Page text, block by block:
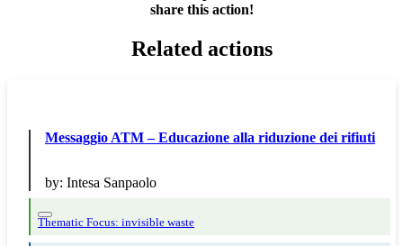
share this action!
Related actions
Messaggio ATM – Educazione alla riduzione dei rifiuti
by: Intesa Sanpaolo
Thematic Focus: invisible waste